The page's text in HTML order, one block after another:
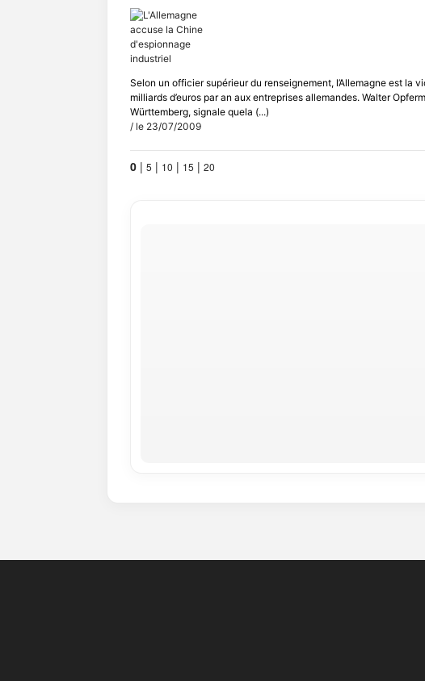
Selon un officier supérieur du renseignement, l’Allemagne est la
milliards d’euros par an aux entreprises allemandes. Walter
Württemberg, signale quela (...)
/ le 23/07/2009
0 | 5 | 10 | 15 | 20